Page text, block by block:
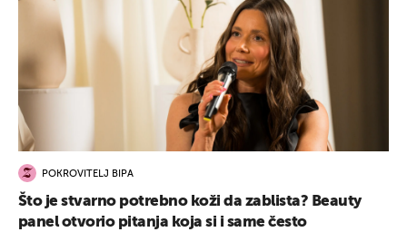
POKROVITELJ BIPA
Što je stvarno potrebno koži da zablista? Beauty
panel otvorio pitanja koja si i same često